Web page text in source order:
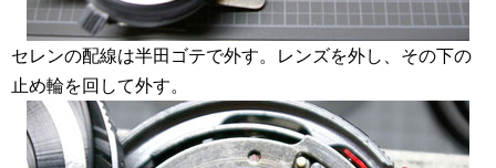
セレンの配線は半田ゴテで外す。レンズを外し、その下の
止め輪を回して外す。